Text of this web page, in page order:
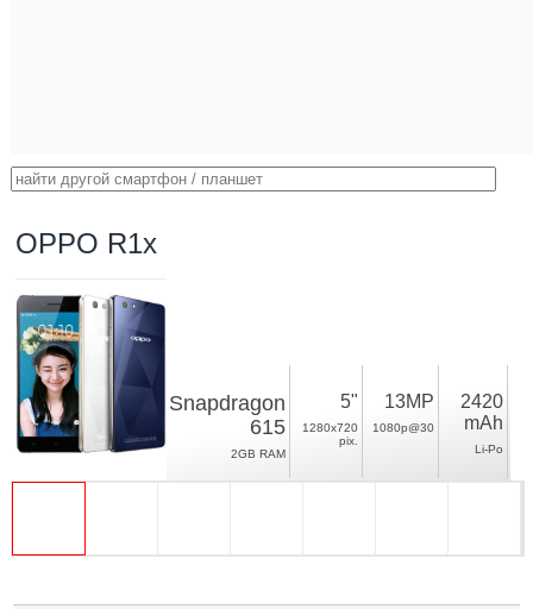
OPPO R1x
Snapdragon
615
2GB RAM
5"
1280x720
pix.
13MP
1080p@30
2420
mAh
Li-Po